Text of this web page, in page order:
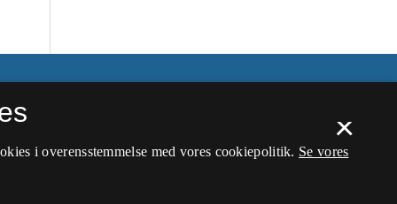
×
i overensstemmelse med vores cookiepolitik. Se vores